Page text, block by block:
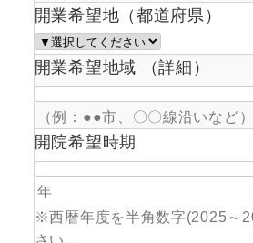
開業希望地（都道府県）
開業希望地域 （詳細）
（例：●●市、〇〇線沿いなど）
開院希望時期
年
※西暦年度を半角数字(2025～